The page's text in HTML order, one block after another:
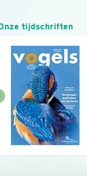
tijdschriften